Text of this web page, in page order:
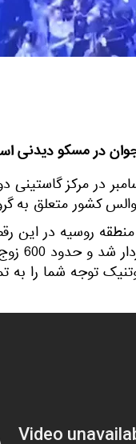
اسپوتنیک، در 12 دسامبر در
کشور متعلق به
حدود 1.500 دانش آموز از 40
بین
توجه شما را به